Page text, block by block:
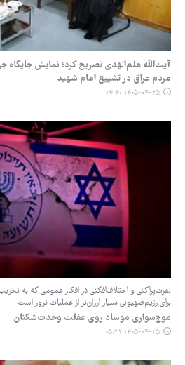
آیت‌الله علم‌الهدی تصریح کرد؛ نمایش جایگاه
مردم عراق در تشییع امام شهید
۱۴۰۵-۰۴-۲۵ ۱۴:۴۰
نفرت‌پراکنی و اختلاف‌افکنی در افکار عمومی که به
برای رژیم‌صهیونی بسیار ارزان‌تر از عملیات ترور است
موج‌سواری موساد روی غفلت وحدت‌شکنان
۱۴۰۵-۰۴-۲۵ ۰۵:۳۲